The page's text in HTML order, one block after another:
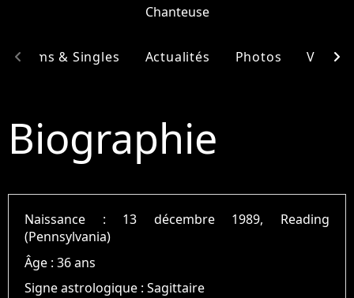
Chanteuse
Albums & Singles Actualités Photos Vidéos
chevron_left chevron_right
Biographie
Naissance : 13 décembre 1989, Reading
(Pennsylvania)
Âge :36 ans
Signe astrologique :Sagittaire